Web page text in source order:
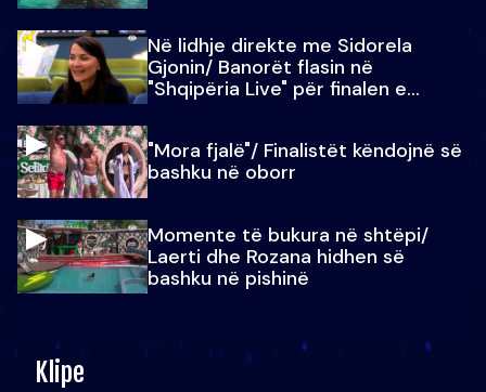
Në lidhje direkte me Sidorela
Gjonin/ Banorët flasin në
"Shqipëria Live" për finalen e
"Mora fjalë"/ Finalistët këndojnë së
bashku në oborr
Momente të bukura në shtëpi/
Laerti dhe Rozana hidhen së
bashku në pishinë
Klipe